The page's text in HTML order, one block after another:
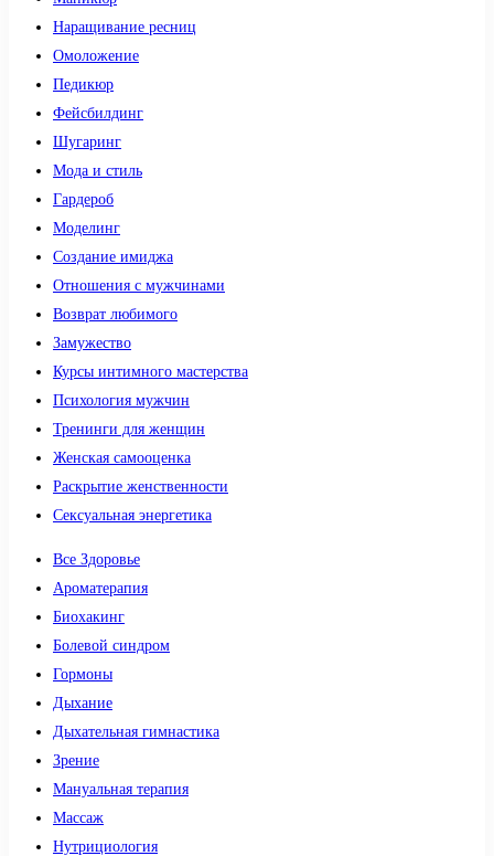
Наращивание ресниц
Омоложение
Педикюр
Фейсбилдинг
Шугаринг
Мода и стиль
Гардероб
Моделинг
Создание имиджа
Отношения с мужчинами
Возврат любимого
Замужество
Курсы интимного мастерства
Психология мужчин
Тренинги для женщин
Женская самооценка
Раскрытие женственности
Сексуальная энергетика
Все Здоровье
Ароматерапия
Биохакинг
Болевой синдром
Гормоны
Дыхание
Дыхательная гимнастика
Зрение
Мануальная терапия
Массаж
Нутрициология